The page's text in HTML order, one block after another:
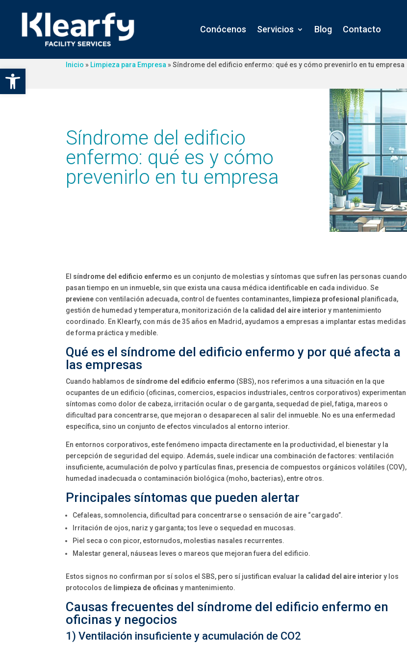
Abrir barra de herramientas
Conócenos Servicios Blog Contacto
Inicio » Limpieza para Empresa »Síndrome del edificio enfermo: qué es y cómo prevenirlo en tu empresa
Síndrome del edificio
enfermo: qué es y cómo
prevenirlo en tu empresa
El síndrome del edificio enfermo es un conjunto de molestias y síntomas que sufren las personas cuando
pasan tiempo en un inmueble, sin que exista una causa médica identificable en cada individuo. Se
previene con ventilación adecuada, control de fuentes contaminantes, limpieza profesional planificada,
gestión de humedad y temperatura, monitorización de la calidad del aire interior y mantenimiento
coordinado. En Klearfy, con más de 35 años en Madrid, ayudamos a empresas a implantar estas medidas
de forma práctica y medible.
Qué es el síndrome del edificio enfermo y por qué afecta a
las empresas
Cuando hablamos de síndrome del edificio enfermo (SBS), nos referimos a una situación en la que
ocupantes de un edificio (oficinas, comercios, espacios industriales, centros corporativos) experimentan
síntomas como dolor de cabeza, irritación ocular o de garganta, sequedad de piel, fatiga, mareos o
dificultad para concentrarse, que mejoran o desaparecen al salir del inmueble. No es una enfermedad
específica, sino un conjunto de efectos vinculados al entorno interior.
En entornos corporativos, este fenómeno impacta directamente en la productividad, el bienestar y la
percepción de seguridad del equipo. Además, suele indicar una combinación de factores: ventilación
insuficiente, acumulación de polvo y partículas finas, presencia de compuestos orgánicos volátiles (COV),
humedad inadecuada o contaminación biológica (moho, bacterias), entre otros.
Principales síntomas que pueden alertar
Cefaleas, somnolencia, dificultad para concentrarse o sensación de aire “cargado”.
Irritación de ojos, nariz y garganta; tos leve o sequedad en mucosas.
Piel seca o con picor, estornudos, molestias nasales recurrentes.
Malestar general, náuseas leves o mareos que mejoran fuera del edificio.
Estos signos no confirman por sí solos el SBS, pero sí justifican evaluar la calidad del aire interior y los
protocolos de limpieza de oficinas y mantenimiento.
Causas frecuentes del síndrome del edificio enfermo en
oficinas y negocios
1) Ventilación insuficiente y acumulación de CO2